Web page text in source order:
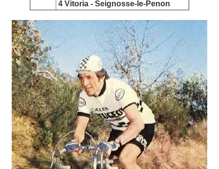
4 Vitoria - Seignosse-le-Penon